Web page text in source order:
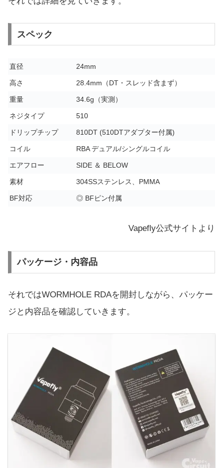
スペック
直径 24mm
高さ 28.4mm（DT・スレッド含まず）
重量 34.6g（実測）
ネジタイプ 510
ドリップチップ 810DT (510DTアダプター付属)
コイル RBA デュアル/シングルコイル
エアフロー SIDE ＆ BELOW
素材 304SSステンレス、PMMA
BF対応 ◎ BFピン付属
Vapefly公式サイトより
パッケージ・内容品
それではWORMHOLE RDAを開封しながら、パッケー
ジと内容品を確認していきます。